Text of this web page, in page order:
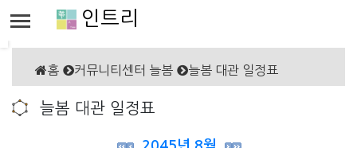
인트리
홈 커뮤니티센터 늘봄 늘봄 대관 일정표
늘봄 대관 일정표